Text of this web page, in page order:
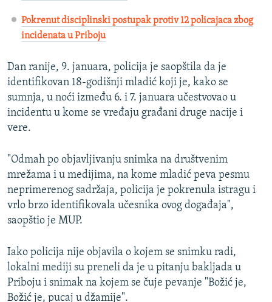
Pokrenut disciplinski postupak protiv 12 policajaca zbog
incidenata u Priboju
Dan ranije, 9. januara, policija je saopštila da je
identifikovan 18-godišnji mladić koji je, kako se
sumnja, u noći između 6. i 7. januara učestvovao u
incidentu u kome se vređaju građani druge nacije i
vere.
"Odmah po objavljivanju snimka na društvenim
mrežama i u medijima, na kome mladić peva pesmu
neprimerenog sadržaja, policija je pokrenula istragu i
vrlo brzo identifikovala učesnika ovog događaja",
saopštio je MUP.
Iako policija nije objavila o kojem se snimku radi,
lokalni mediji su preneli da je u pitanju bakljada u
Priboju i snimak na kojem se čuje pevanje "Božić je,
Božić je, pucaj u džamije".